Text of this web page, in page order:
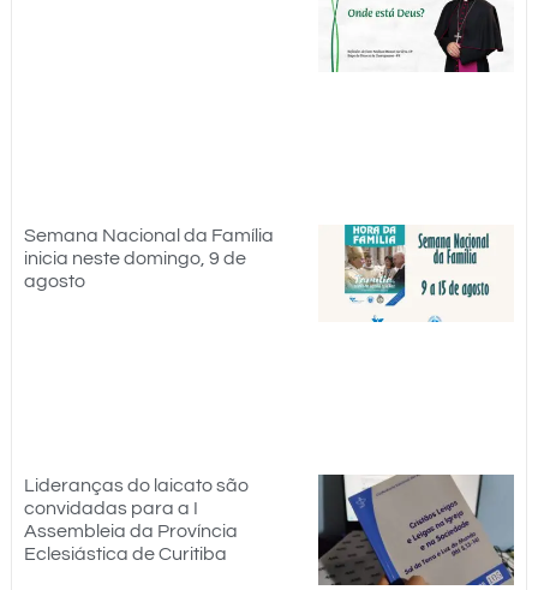
Semana Nacional da Família
inicia neste domingo, 9 de
agosto
Lideranças do laicato são
convidadas para a I
Assembleia da Província
Eclesiástica de Curitiba